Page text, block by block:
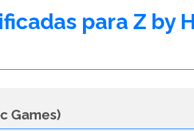
para Z by
Games)